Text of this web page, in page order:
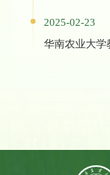
2025-02-23
华南农业大学